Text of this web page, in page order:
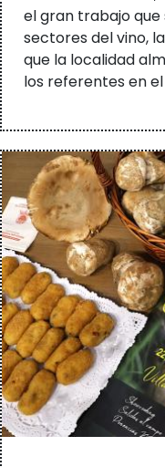
el gran trabajo que
sectores del vino,
que la localidad
los referentes en